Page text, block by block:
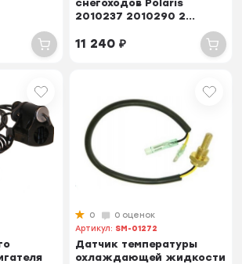
снегоходов Polaris
2010237 2010290 2...
11 240₽
0
0 оценок
Артикул: SM-01272
Датчик температуры
охлаждающей жидкости